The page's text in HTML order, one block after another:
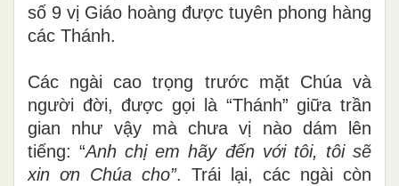
số 9 vị Giáo hoàng được tuyên phong hàng
các Thánh.
Các ngài cao trọng trước mặt Chúa và
người đời, được gọi là “Thánh” giữa trần
gian như vậy mà chưa vị nào dám lên
tiếng: “Anh chị em hãy đến với tôi, tôi sẽ
xin ơn Chúa cho”. Trái lại, các ngài còn